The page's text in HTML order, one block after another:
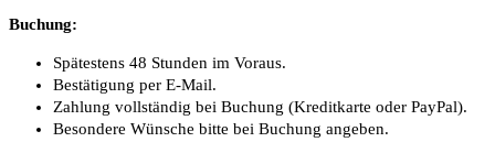
Buchung:
Spätestens 48 Stunden im Voraus.
Bestätigung per E-Mail.
Zahlung vollständig bei Buchung (Kreditkarte oder PayPal).
Besondere Wünsche bitte bei Buchung angeben.